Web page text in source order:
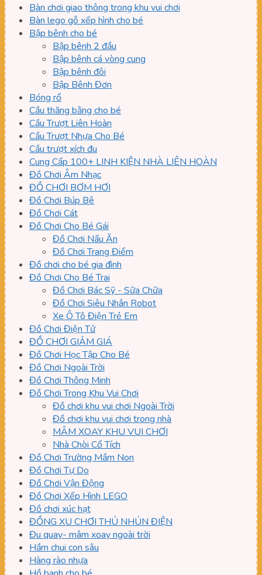
Bàn chơi giao thông trong khu vui chơi
Bàn lego gỗ xếp hình cho bé
Bập bênh cho bé
Bập bênh 2 đầu
Bập bênh cá vòng cung
Bập bênh đôi
Bập Bênh Đơn
Bóng rổ
Cầu thăng bằng cho bé
Cầu Trượt Liên Hoàn
Cầu Trượt Nhựa Cho Bé
Cầu trượt xích đu
Cung Cấp 100+ LINH KIỆN NHÀ LIÊN HOÀN
Đồ Chơi Âm Nhạc
ĐỒ CHƠI BƠM HƠI
Đồ Chơi Búp Bê
Đồ Chơi Cát
Đồ Chơi Cho Bé Gái
Đồ Chơi Nấu Ăn
Đồ Chơi Trang Điểm
Đồ chơi cho bé gia đình
Đồ Chơi Cho Bé Trai
Đồ Chơi Bác Sỹ - Sữa Chữa
Đồ Chơi Siêu Nhân Robot
Xe Ô Tô Điện Trẻ Em
Đồ Chơi Điện Tử
ĐỒ CHƠI GIẢM GIÁ
Đồ Chơi Học Tập Cho Bé
Đồ Chơi Ngoài Trời
Đồ Chơi Thông Minh
Đồ Chơi Trong Khu Vui Chơi
Đồ chơi khu vui chơi Ngoài Trời
Đồ chơi khu vui chơi trong nhà
MÂM XOAY KHU VUI CHƠI
Nhà Chòi Cổ Tích
Đồ Chơi Trường Mầm Non
Đồ Chơi Tự Do
Đồ Chơi Vận Động
Đồ Chơi Xếp Hình LEGO
Đồ chơi xúc hạt
ĐỒNG XU CHƠI THÚ NHÚN ĐIỆN
Đu quay- mâm xoay ngoài trời
Hầm chui con sâu
Hàng rào nhựa